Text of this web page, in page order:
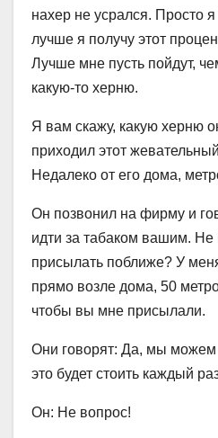
нахер не усрался. Просто
лучше я получу этот
Лучше мне пусть пойдут,
какую-то херню.
Я вам скажу, какую херню
приходил этот
Недалеко от его дома,
Он позвонил на фирму и
идти за табаком вашим.
присылать поближе? У
прямо возле дома, 50
чтобы вы мне присылали.
Они говорят: Да, мы можем
это будет стоить каждый
Он: Не вопрос!